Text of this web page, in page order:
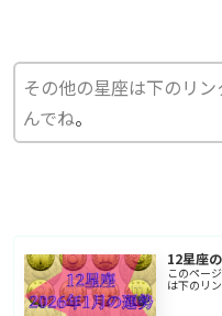
その他の星座は下のリ
んでね。
12星座
このペー
は下のリ